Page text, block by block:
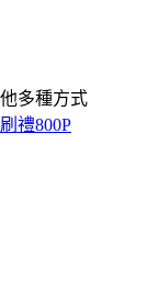
多種方式
禮800P